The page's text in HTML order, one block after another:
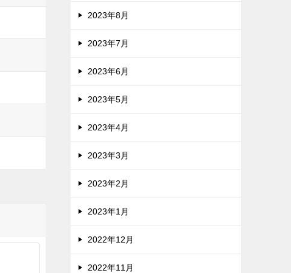
2023年8月
2023年7月
2023年6月
2023年5月
2023年4月
2023年3月
2023年2月
2023年1月
2022年12月
2022年11月